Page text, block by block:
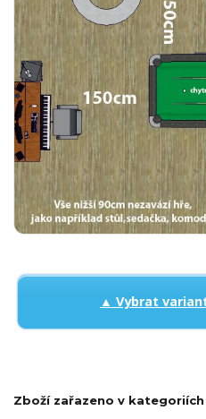
▲ Vybrat
Zboží zařazeno v kategoriích